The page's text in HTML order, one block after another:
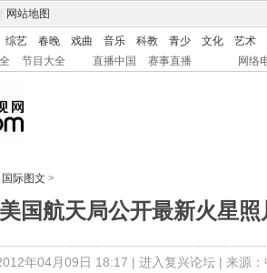
网站地图
综艺 春晚 戏曲 音乐 科教 青少 文化
艺术
节目大全 直播中国 赛事直播 网络
国际图文 >
美国航天局公开最新火星照
年04月09日 18:17 | 进入复兴论坛| 来源